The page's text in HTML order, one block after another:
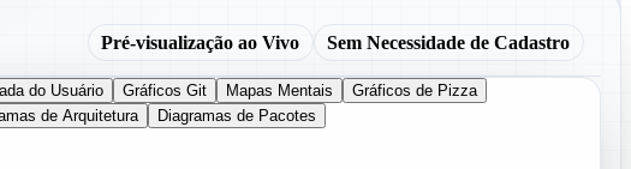
Pré-visualização ao Vivo Sem Necessidade de Cadastro
do Usuário Gráficos Git Mapas Mentais
Gráficos de Pizza
de Arquitetura Diagramas de Pacotes